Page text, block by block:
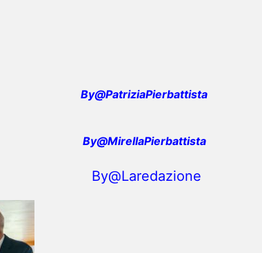
By@PatriziaPierbattista
By@MirellaPierbattista
By@Laredazione